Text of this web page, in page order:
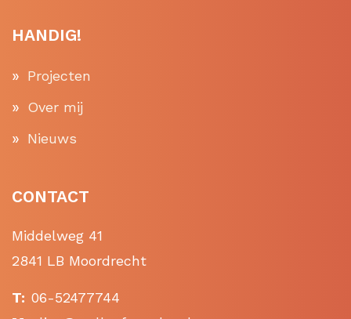
HANDIG!
Projecten
Over mij
Nieuws
CONTACT
Middelweg 41
2841 LB Moordrecht
T: 06-52477744